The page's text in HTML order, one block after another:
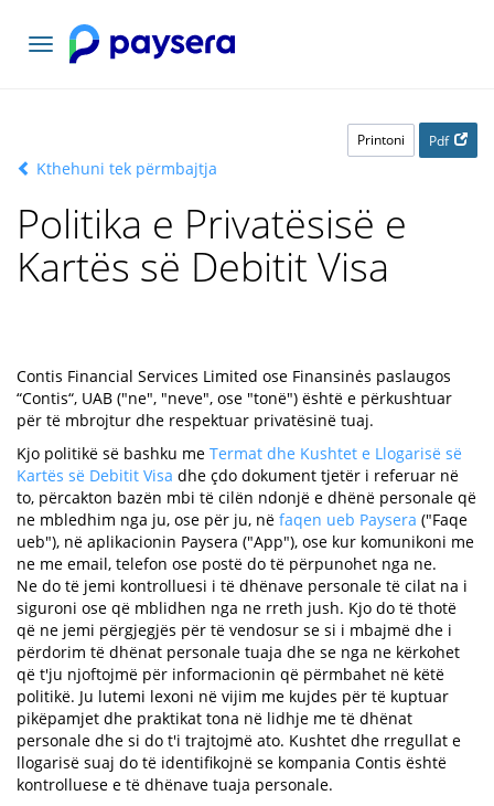
Lundrimi
toggle
Printoni Pdf
Kthehuni tek përmbajtja
Politika e Privatësisë e
Kartës së Debitit Visa
Contis Financial Services Limited ose Finansinės paslaugos
“Contis“, UAB ("ne", "neve", ose "tonë") është e përkushtuar
për të mbrojtur dhe respektuar privatësinë tuaj.
Kjo politikë së bashku me Termat dhe Kushtet e Llogarisë së
Kartës së Debitit Visa dhe çdo dokument tjetër i referuar në
to, përcakton bazën mbi të cilën ndonjë e dhënë personale që
ne mbledhim nga ju, ose për ju, në faqen ueb Paysera ("Faqe
ueb"), në aplikacionin Paysera ("App"), ose kur komunikoni me
ne me email, telefon ose postë do të përpunohet nga ne.
Ne do të jemi kontrolluesi i të dhënave personale të cilat na i
siguroni ose që mblidhen nga ne rreth jush. Kjo do të thotë
që ne jemi përgjegjës për të vendosur se si i mbajmë dhe i
përdorim të dhënat personale tuaja dhe se nga ne kërkohet
që t'ju njoftojmë për informacionin që përmbahet në këtë
politikë. Ju lutemi lexoni në vijim me kujdes për të kuptuar
pikëpamjet dhe praktikat tona në lidhje me të dhënat
personale dhe si do t'i trajtojmë ato. Kushtet dhe rregullat e
llogarisë suaj do të identifikojnë se kompania Contis është
kontrolluese e të dhënave tuaja personale.